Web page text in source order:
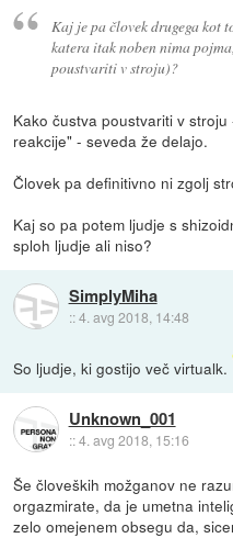
Kaj je pa človek drugega kot
katera itak noben nima
poustvariti v stroju)?
Kako čustva poustvariti v
reakcije" - seveda že delajo.
Človek pa definitivno ni zgolj
Kaj so pa potem ljudje s
sploh ljudje ali niso?
SimplyMiha
::4. avg 2018, 14:48
So ljudje, ki gostijo več virtualk.
Unknown_001
::4. avg 2018, 15:16
Še človeških možganov ne
orgazmirate, da je umetna
zelo omejenem obsegu da,